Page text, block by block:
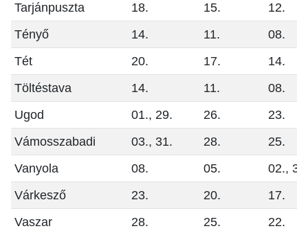
Tarjánpuszta
18. 15.
12.
Tényő
14. 11.
08.
Tét
20. 17.
14.
Töltéstava
14. 11.
08.
Ugod
01., 29. 26.
23.
Vámosszabadi
03., 31. 28.
25.
Vanyola
08. 05.
02.,
Várkesző
23. 20.
17.
Vaszar
28. 25.
22.